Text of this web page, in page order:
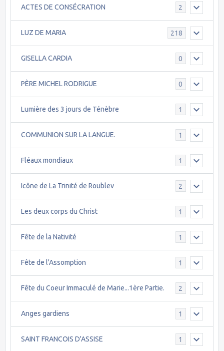
ACTES DE CONSÉCRATION 2
LUZ DE MARIA 218
GISELLA CARDIA 0
PÈRE MICHEL RODRIGUE 0
Lumière des 3 jours de Ténèbre 1
COMMUNION SUR LA LANGUE. 1
Fléaux mondiaux 1
Icône de La Trinité de Roublev 2
Les deux corps du Christ 1
Fête de la Nativité 1
Fête de l'Assomption 1
Fête du Coeur Immaculé de Marie...1ère Partie. 2
Anges gardiens 1
SAINT FRANCOIS D'ASSISE 1